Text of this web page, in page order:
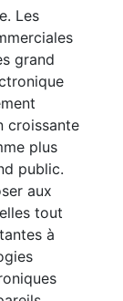
Les
grand
croissante
plus
public.
aux
tout
à